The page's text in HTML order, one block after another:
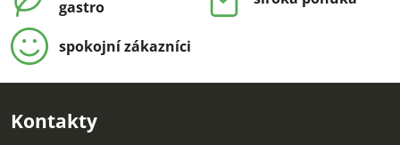
gastro
spokojní zákazníci
Kontakty